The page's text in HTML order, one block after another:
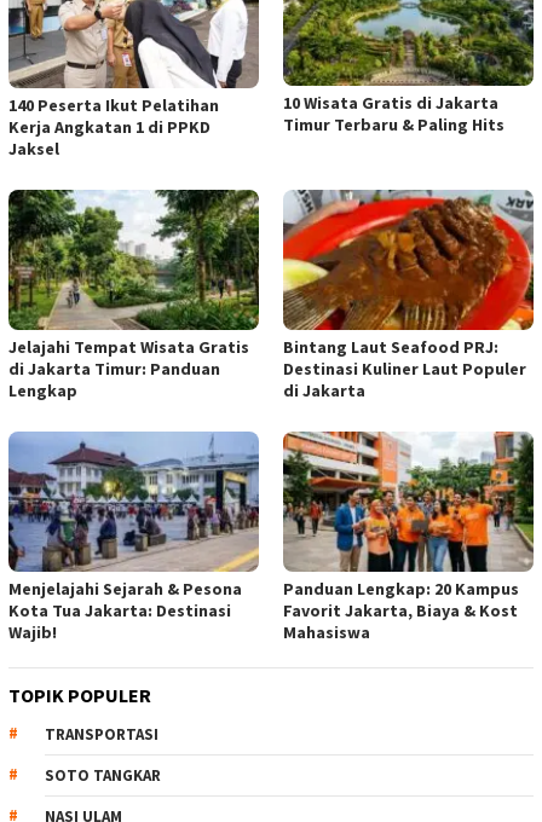
140 Peserta Ikut Pelatihan
Kerja Angkatan 1 di PPKD
Jaksel
10 Wisata Gratis di Jakarta
Timur Terbaru & Paling Hits
Jelajahi Tempat Wisata Gratis
di Jakarta Timur: Panduan
Lengkap
Bintang Laut Seafood PRJ:
Destinasi Kuliner Laut Populer
di Jakarta
Menjelajahi Sejarah & Pesona
Kota Tua Jakarta: Destinasi
Wajib!
Panduan Lengkap: 20 Kampus
Favorit Jakarta, Biaya & Kost
Mahasiswa
TOPIK POPULER
TRANSPORTASI
SOTO TANGKAR
NASI ULAM